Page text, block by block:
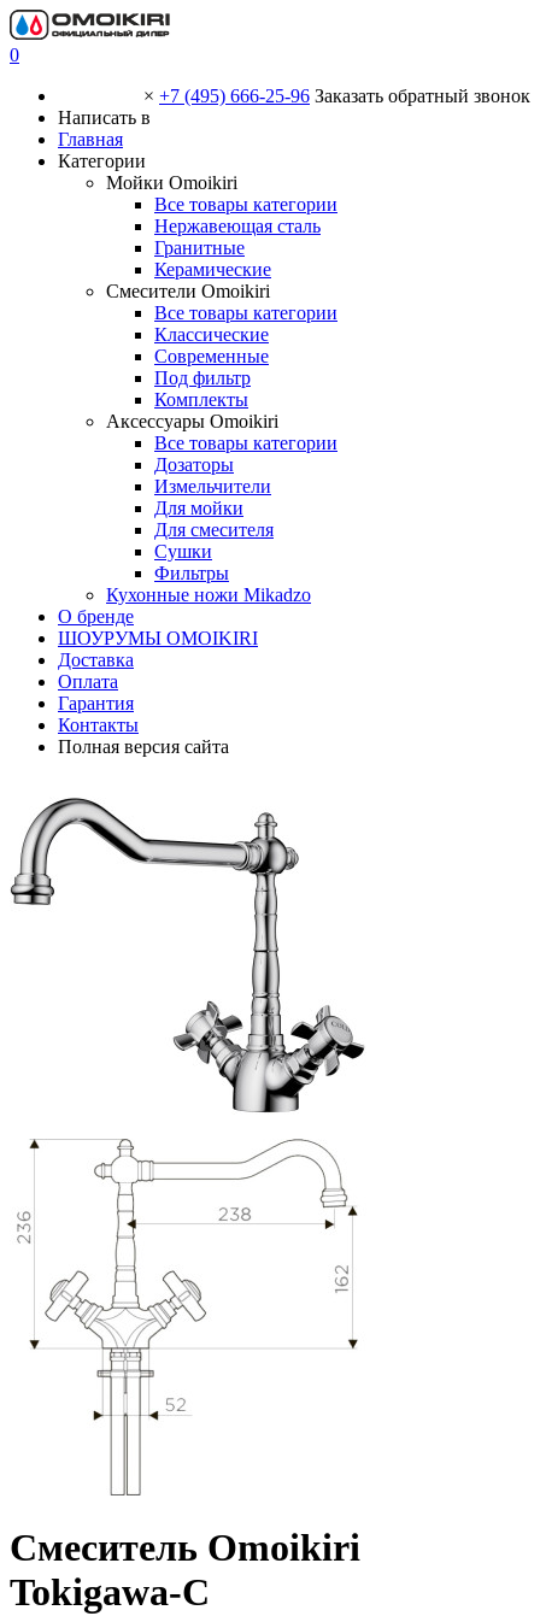
0
× +7 (495) 666-25-96 Заказать обратный звонок
Написать в
Главная
Категории
Мойки Omoikiri
Все товары категории
Нержавеющая сталь
Гранитные
Керамические
Смесители Omoikiri
Все товары категории
Классические
Современные
Под фильтр
Комплекты
Аксессуары Omoikiri
Все товары категории
Дозаторы
Измельчители
Для мойки
Для смесителя
Сушки
Фильтры
Кухонные ножи Mikadzo
О бренде
ШОУРУМЫ OMOIKIRI
Доставка
Оплата
Гарантия
Контакты
Полная версия сайта
Смеситель Omoikiri
Tokigawa-C